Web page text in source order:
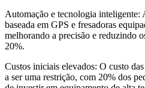
Automação e tecnologia inteligente:
baseada em GPS e fresadoras
melhorando a precisão e reduzindo
20%.
Custos iniciais elevados: O custo
a ser uma restrição, com 20% dos